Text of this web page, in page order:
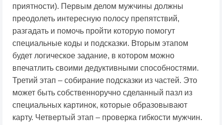
приятности). Первым делом мужчины должны
преодолеть интересную полосу препятствий,
разгадать и помочь пройти которую помогут
специальные коды и подсказки. Вторым этапом
будет логическое задание, в котором можно
впечатлить своими дедуктивными способностями.
Третий этап – собирание подсказки из частей. Это
может быть собственноручно сделанный пазл из
специальных картинок, которые образовывают
карту. Четвертый этап – проверка гибкости мужчин.